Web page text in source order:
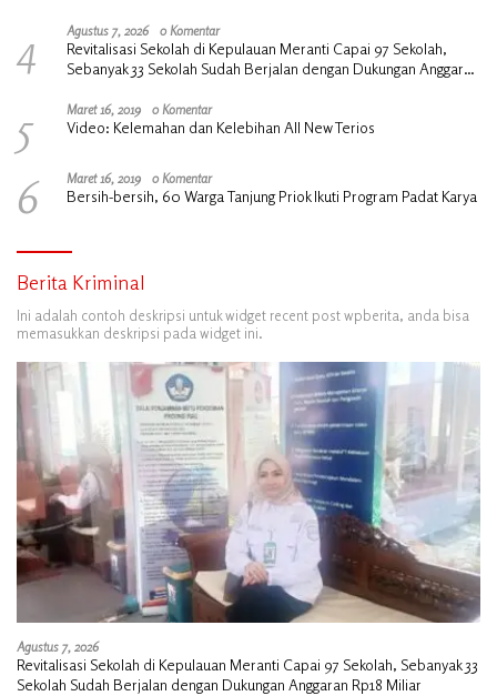
4 Agustus 7, 2026 0 Komentar
Revitalisasi Sekolah di Kepulauan Meranti Capai 97 Sekolah,
Sebanyak 33 Sekolah Sudah Berjalan dengan Dukungan Anggaran
5 Maret 16, 2019 0 Komentar
Video: Kelemahan dan Kelebihan All New Terios
6 Maret 16, 2019 0 Komentar
Bersih-bersih, 60 Warga Tanjung Priok Ikuti Program Padat Karya
Berita Kriminal
Ini adalah contoh deskripsi untuk widget recent post wpberita, anda bisa
memasukkan deskripsi pada widget ini.
Agustus 7, 2026
Revitalisasi Sekolah di Kepulauan Meranti Capai 97 Sekolah, Sebanyak 33
Sekolah Sudah Berjalan dengan Dukungan Anggaran Rp18 Miliar